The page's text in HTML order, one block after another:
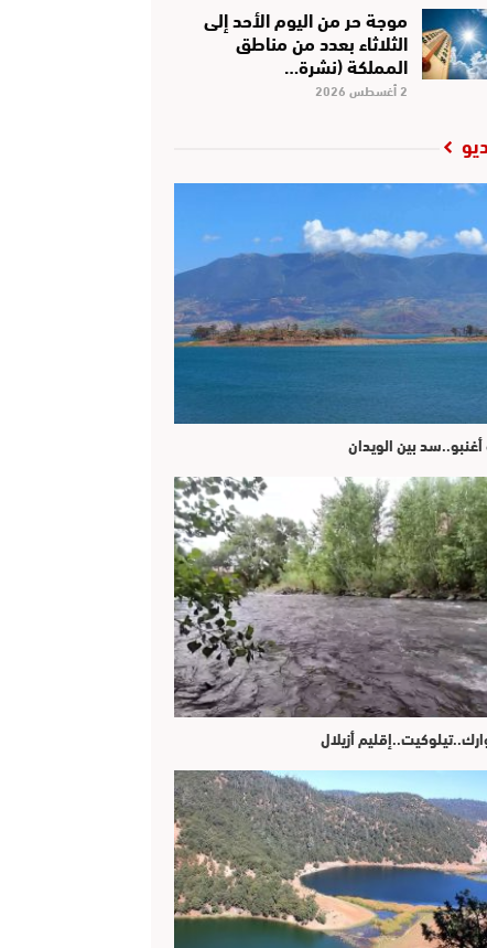
موجة حر من اليوم الأحد إلى
الثلاثاء بعدد من مناطق
المملكة (نشرة…
2 أغسطس 2026
أغنبو..سد بين الويدان
أزيلال